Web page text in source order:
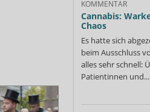
KOMMENTAR
Cannabis:
Chaos
Es hatte sich
beim Ausschluss
alles sehr schnell:
Patientinnen und...